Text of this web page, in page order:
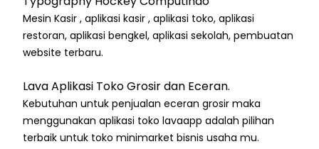
Mesin Kasir , aplikasi kasir , aplikasi toko, aplikasi
restoran, aplikasi bengkel, aplikasi sekolah, pembuatan
website terbaru.
Lava Aplikasi Toko Grosir dan Eceran.
Kebutuhan untuk penjualan eceran grosir maka
menggunakan aplikasi toko lavaapp adalah pilihan
terbaik untuk toko minimarket bisnis usaha mu.